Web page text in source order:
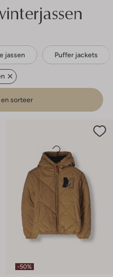
jassen Puffer jackets
en sorteer
-50%